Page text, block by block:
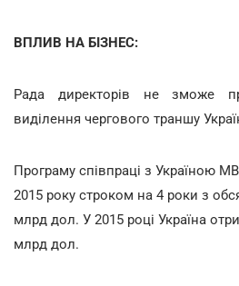
ВПЛИВ НА БІЗНЕС:
Рада директорів не зможе
виділення чергового траншу
Програму співпраці з Україною
2015 року строком на 4 роки з
млрд дол. У 2015 році Україна
млрд дол.